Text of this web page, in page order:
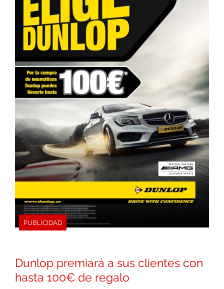
PUBLICIDAD
Dunlop premiará a sus clientes con
hasta 100€ de regalo